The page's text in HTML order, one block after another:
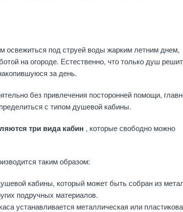
освежиться под струей воды жарким летним днем,
на огороде. Естественно, что только душ
за день.
без привлечения посторонней помощи,
с типом душевой кабины.
три вида кабин , которые свободно можно
таким образом:
кабины, который может быть собран из
подручных материалов.
устанавливается металлическая или